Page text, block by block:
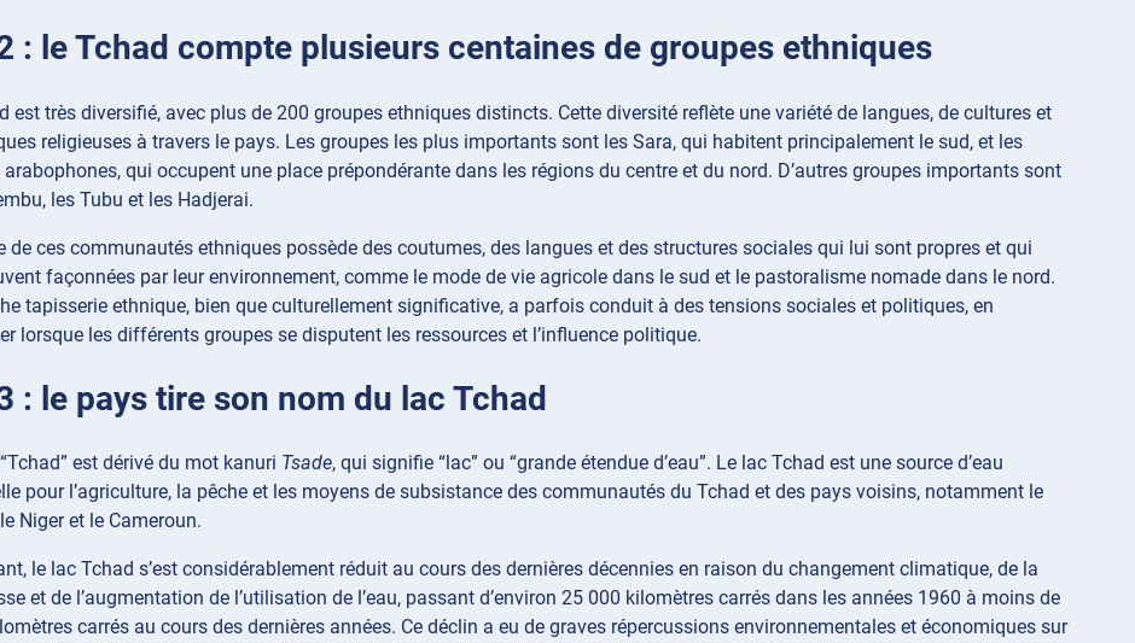
: le Tchad compte plusieurs centaines de groupes ethniques
est très diversifié, avec plus de 200 groupes ethniques distincts. Cette diversité reflète une variété de langues, de cultures et
religieuses à travers le pays. Les groupes les plus importants sont les Sara, qui habitent principalement le sud, et les
qui occupent une place prépondérante dans les régions du centre et du nord. D’autres groupes importants sont
les Tubu et les Hadjerai.
de ces communautés ethniques possède des coutumes, des langues et des structures sociales qui lui sont propres et qui
façonnées par leur environnement, comme le mode de vie agricole dans le sud et le pastoralisme nomade dans le nord.
tapisserie ethnique, bien que culturellement significative, a parfois conduit à des tensions sociales et politiques, en
lorsque les différents groupes se disputent les ressources et l’influence politique.
: le pays tire son nom du lac Tchad
est dérivé du mot kanuri Tsade, qui signifie “lac” ou “grande étendue d’eau”. Le lac Tchad est une source d’eau
pour l’agriculture, la pêche et les moyens de subsistance des communautés du Tchad et des pays voisins, notamment le
Niger et le Cameroun.
le lac Tchad s’est considérablement réduit au cours des dernières décennies en raison du changement climatique, de la
et de l’augmentation de l’utilisation de l’eau, passant d’environ 25 000 kilomètres carrés dans les années 1960 à moins de
carrés au cours des dernières années. Ce déclin a eu de graves répercussions environnementales et économiques sur